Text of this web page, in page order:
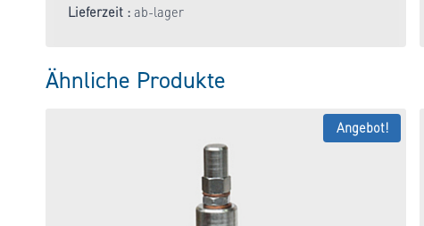
Preis Preis
Lieferzeit : ab-lager
Ähnliche Produkte
Angebot!